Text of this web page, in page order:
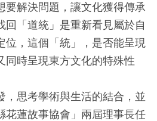
要解決問題，讓文化獲得傳承
回「道統」是重新看見屬於自
位，這個「統」，是否能呈現
同時呈現東方文化的特殊性
，思考學術與生活的結合，並
花蓮故事協會」兩屆理事長任